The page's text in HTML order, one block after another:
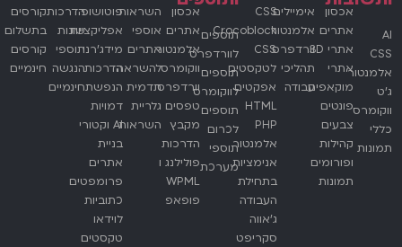
AI
CSS
אלמנטור
ג'ט
ווקומרס
כללי
תמונות
אכסון
אתרים
אתרי 3D
אתרי
מוקאפים
פונטים
צבעים
קהילות
ופורומים
תמונות
אימיילים
אלמנטור
וורדפרס
תהליכי
עבודה
CSS
Crocoblock
CSS
לטקסטים
אפקטים
HTML
PHP
אלמנטור
אנימציות
בתחילת
העבודה
ג'אווה
סקריפט
תוספים
לוורדפרס
תוספים
לווקומרס
תוספים
לכרום
תוספי
מערכת
אכסון
אתרים
אלמנטור
ווקומרס
וורדפרס
טפסים
מקבץ
הדרכות
פולילנג ו
WPML
פופאפ
השראות
אוספי
אתרים
להשראה
תדמית
גלריית
השראות
פוטושופ
אפליקציות
מידג'רני
הדרכות
הנפשת
דמויות
AI וקטורי
בניית
אתרים
פרומפטים
כתוביות
לוידאו
טקסטים
הדרכות
שונות
תוספי
הנגשה
חינמיים
קורסים
בתשלום
קורסים
חינמיים